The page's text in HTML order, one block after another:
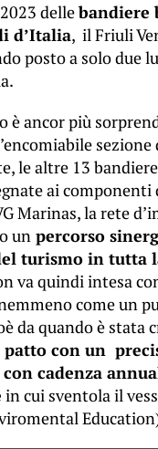
dellebandiere
d’Italia, il Friuli
posto a solo due
è ancor più
sezione
le altre 13
ai componenti
Marinas, la rete
un percorso
turismo in tutta
va quindi intesa
come un
da quando è stata
patto con un
cadenza
in cui sventola il